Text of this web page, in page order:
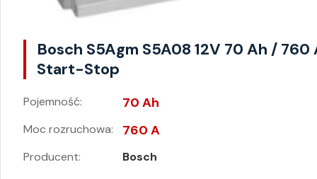
Bosch S5Agm S5A08 12V 70 Ah / 760
Start-Stop
Pojemność: 70 Ah
Moc rozruchowa: 760 A
Producent: Bosch